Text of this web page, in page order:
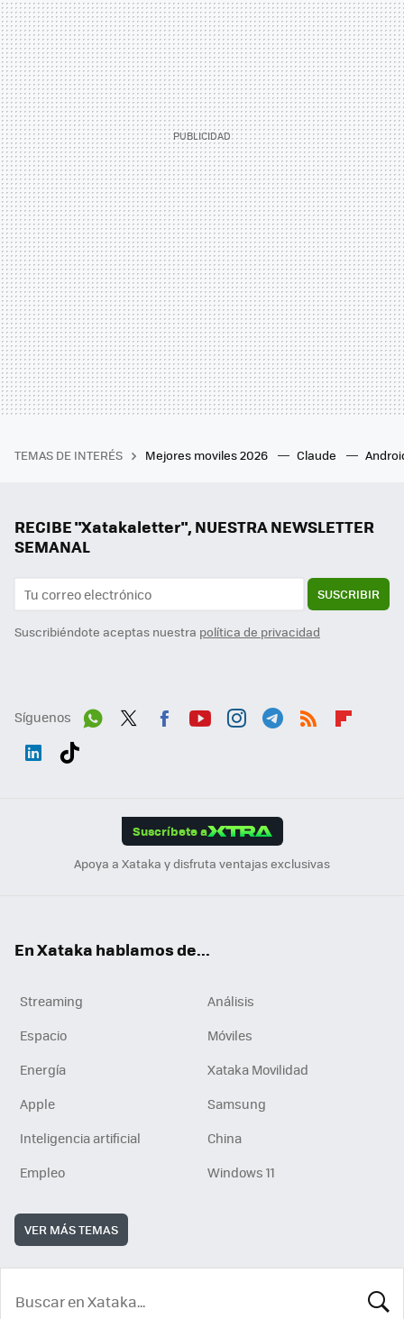
TEMAS DE INTERÉS Mejores moviles 2026 Claude
RECIBE "Xatakaletter", NUESTRA NEWSLETTER
SEMANAL
SUSCRIBIR
Suscribiéndote aceptas nuestra política de privacidad
Síguenos
Suscríbete a
Apoya a Xataka y disfruta ventajas exclusivas
En Xataka hablamos de...
Streaming
Análisis
Espacio
Móviles
Energía
Xataka Movilidad
Apple
Samsung
Inteligencia artificial
China
Empleo
Windows 11
VER MÁS TEMAS